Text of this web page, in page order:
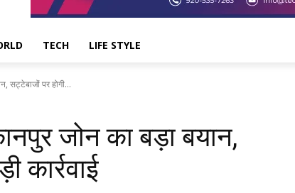
TECH LIFE STYLE
सट्टेबाजों पर होगी...
जोन का बड़ा बयान,
कार्रवाई